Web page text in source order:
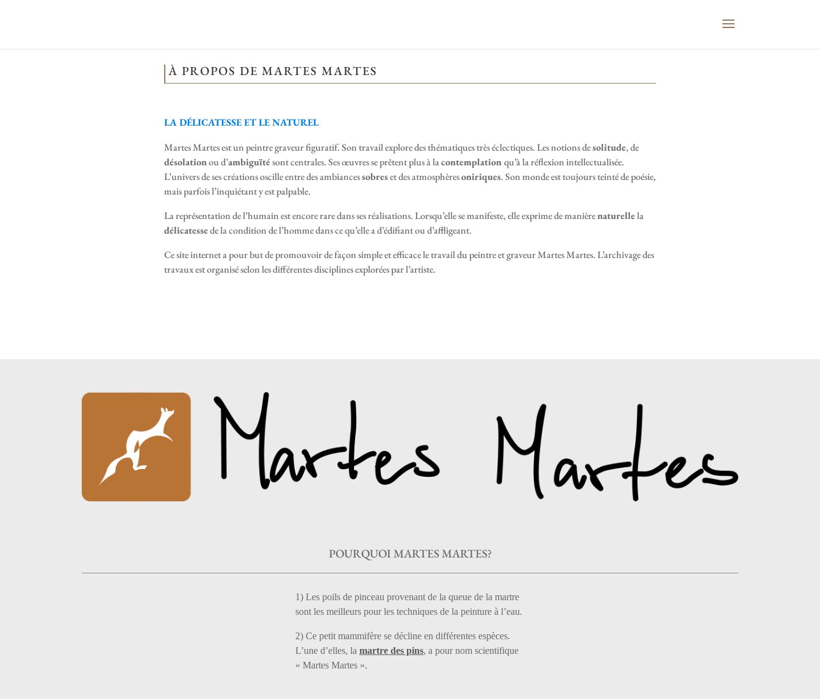
À PROPOS DE MARTES MARTES
LA DÉLICATESSE ET LE NATUREL
Martes Martes est un peintre graveur figuratif. Son travail explore des thématiques très éclectiques. Les notions desolitude, de
désolationou d’ambiguïtésont centrales. Ses œuvres se prêtent plus à lacontemplationqu’à la réflexion intellectualisée.
L’univers de ses créations oscille entre des ambiancessobreset des atmosphèresoniriques. Son monde est toujours teinté de poésie,
mais parfois l’inquiétant y est palpable.
La représentation de l’humain est encore rare dans ses réalisations. Lorsqu’elle se manifeste, elle exprime de manièrenaturellela
délicatessede la condition de l’homme dans ce qu’elle a d’édifiant ou d’affligeant.
Ce site internet a pour but de promouvoir de façon simple et efficace le travail du peintre et graveur Martes Martes. L’archivage des
travaux est organisé selon les différentes disciplines explorées par l’artiste.
POURQUOI MARTES MARTES?
1) Les poils de pinceau provenant de la queue de la martre
sont les meilleurs pour les techniques de la peinture à l’eau.
2) Ce petit mammifère se décline en différentes espèces.
L’une d’elles, la martredes pins, a pour nom scientifique
« Martes Martes ».